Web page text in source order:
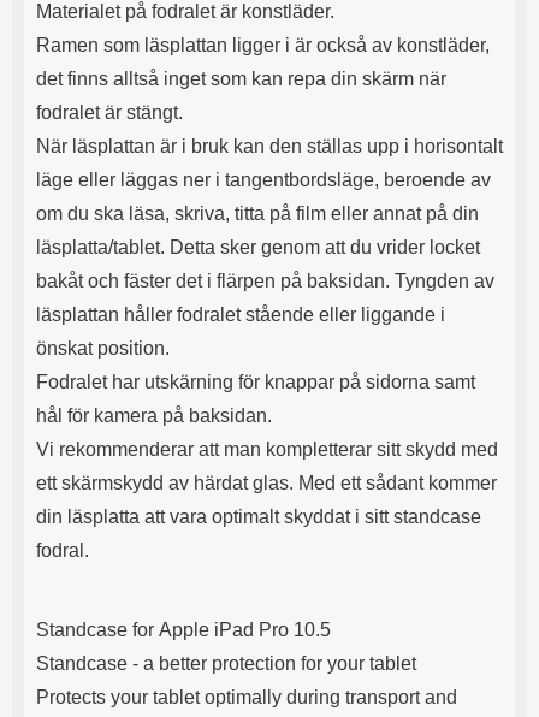
Materialet på fodralet är konstläder.
Ramen som läsplattan ligger i är också av konstläder,
det finns alltså inget som kan repa din skärm när
fodralet är stängt.
När läsplattan är i bruk kan den ställas upp i horisontalt
läge eller läggas ner i tangentbordsläge, beroende av
om du ska läsa, skriva, titta på film eller annat på din
läsplatta/tablet. Detta sker genom att du vrider locket
bakåt och fäster det i flärpen på baksidan. Tyngden av
läsplattan håller fodralet stående eller liggande i
önskat position.
Fodralet har utskärning för knappar på sidorna samt
hål för kamera på baksidan.
Vi rekommenderar att man kompletterar sitt skydd med
ett skärmskydd av härdat glas. Med ett sådant kommer
din läsplatta att vara optimalt skyddat i sitt standcase
fodral.
Standcase for Apple iPad Pro 10.5
Standcase - a better protection for your tablet
Protects your tablet optimally during transport and